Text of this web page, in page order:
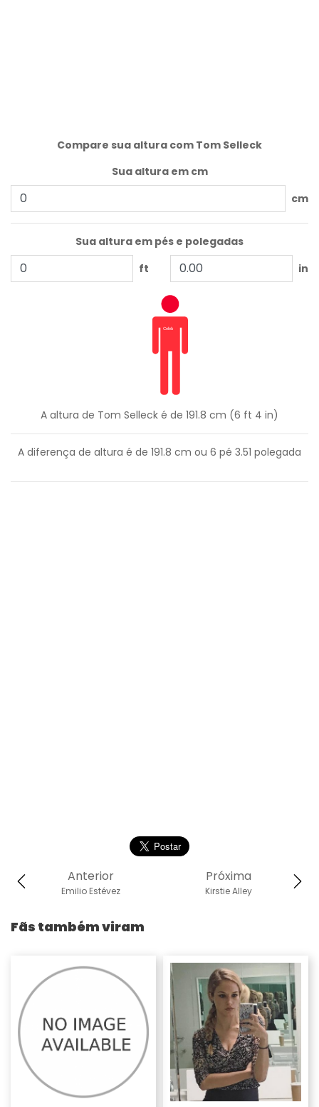
Compare sua altura com Tom Selleck
Sua altura em cm
cm
Sua altura em pés e polegadas
ft
in
A altura de Tom Selleck é de 191.8 cm (6 ft 4 in)
A diferença de altura é de 191.8 cm ou 6 pé 3.51 polegada
Próxima
Kirstie Alley
Anterior
Emilio Estévez
Fãs também viram